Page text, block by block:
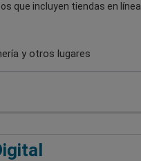
que incluyen tiendas en línea
y otros lugares